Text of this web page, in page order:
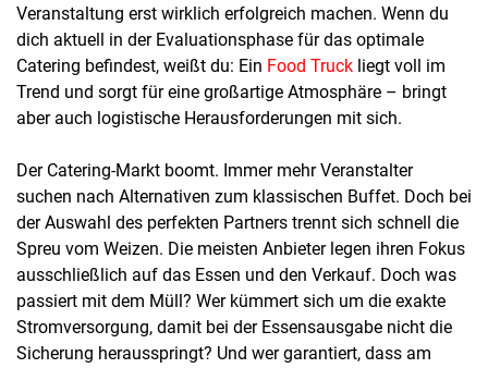
Veranstaltung erst wirklich erfolgreich machen. Wenn du
dich aktuell in der Evaluationsphase für das optimale
Catering befindest, weißt du: Ein Food Truck liegt voll im
Trend und sorgt für eine großartige Atmosphäre – bringt
aber auch logistische Herausforderungen mit sich.
Der Catering-Markt boomt. Immer mehr Veranstalter
suchen nach Alternativen zum klassischen Buffet. Doch bei
der Auswahl des perfekten Partners trennt sich schnell die
Spreu vom Weizen. Die meisten Anbieter legen ihren Fokus
ausschließlich auf das Essen und den Verkauf. Doch was
passiert mit dem Müll? Wer kümmert sich um die exakte
Stromversorgung, damit bei der Essensausgabe nicht die
Sicherung herausspringt? Und wer garantiert, dass am